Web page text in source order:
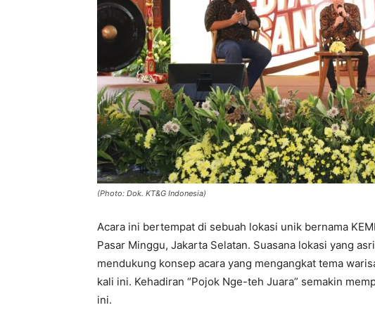
(Photo: Dok. KT&G Indonesia)
Acara ini bertempat di sebuah lokasi unik bernama
Pasar Minggu, Jakarta Selatan. Suasana lokasi yang
mendukung konsep acara yang mengangkat tema
kali ini. Kehadiran “Pojok Nge-teh Juara” semakin
ini.